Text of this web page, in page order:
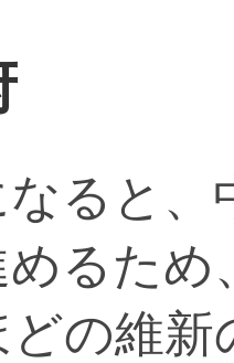
ると
るた
の維